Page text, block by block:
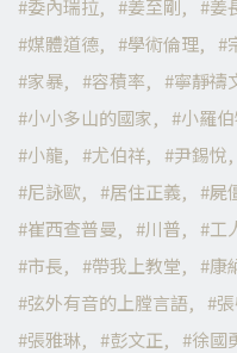
委內瑞拉
姜至剛 姜
媒體道德
學術倫理
家暴
容積率 寧靜禱
小小多山的國家
小羅
小龍
尤伯祥 尹錫悅
尼詠歐
居住正義 屍
崔西查普曼
川普 工
市長
帶我上教堂 康
弦外有音的上膛言語
張雅琳
彭文正 徐國